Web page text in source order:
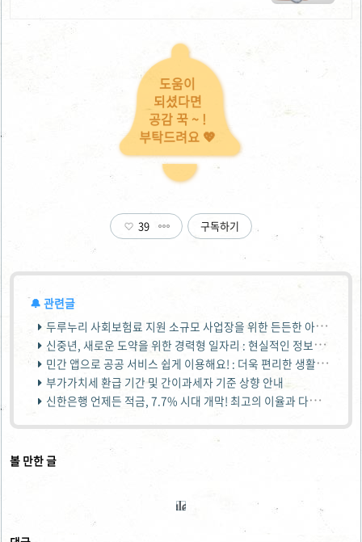
도움이
되셨다면
공감 꾹 ~ !
부탁드려요 💖
39 구독하기
두루누리 사회보험료 지원 소규모 사업장을 위한 든든한 아우르기!
신중년, 새로운 도약을 위한 경력형 일자리 : 현실적인 정보와 전략
민간 앱으로 공공 서비스 쉽게 이용해요! : 더욱 편리한 생활을 위한 정보
부가가치세 환급 기간 및 간이과세자 기준 상향 안내
신한은행 언제든 적금, 7.7% 시대 개막! 최고의 이율과 다양한 혜택을 누리세요!
볼 만한 글